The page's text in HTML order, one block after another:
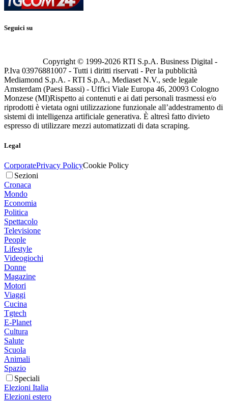
Seguici su
Copyright © 1999-2026 RTI S.p.A. Business Digital -
P.Iva 03976881007 - Tutti i diritti riservati - Per la pubblicità
Mediamond S.p.A. - RTI S.p.A., Mediaset N.V., sede legale
Amsterdam (Paesi Bassi) - Uffici Viale Europa 46, 20093 Cologno
Monzese (MI)Rispetto ai contenuti e ai dati personali trasmessi e/o
riprodotti è vietata ogni utilizzazione funzionale all’addestramento di
sistemi di intelligenza artificiale generativa. È altresì fatto divieto
espresso di utilizzare mezzi automatizzati di data scraping.
Legal
CorporatePrivacy PolicyCookie Policy
Sezioni
Cronaca
Mondo
Economia
Politica
Spettacolo
Televisione
People
Lifestyle
Videogiochi
Donne
Magazine
Motori
Viaggi
Cucina
Tgtech
E-Planet
Cultura
Salute
Scuola
Animali
Spazio
Speciali
Elezioni Italia
Elezioni estero